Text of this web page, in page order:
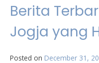
Berita
Jogja yang
Posted on December 31,